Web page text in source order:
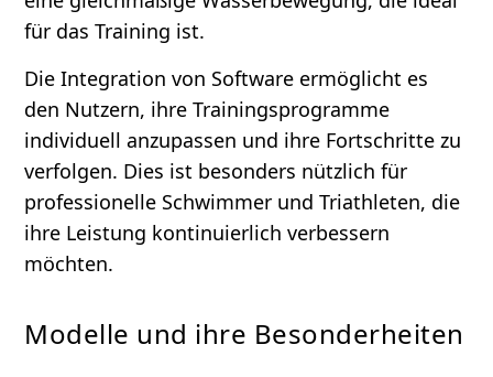
für das Training ist.
Die Integration von Software ermöglicht es
den Nutzern, ihre Trainingsprogramme
individuell anzupassen und ihre Fortschritte zu
verfolgen. Dies ist besonders nützlich für
professionelle Schwimmer und Triathleten, die
ihre Leistung kontinuierlich verbessern
möchten.
Modelle und ihre Besonderheiten